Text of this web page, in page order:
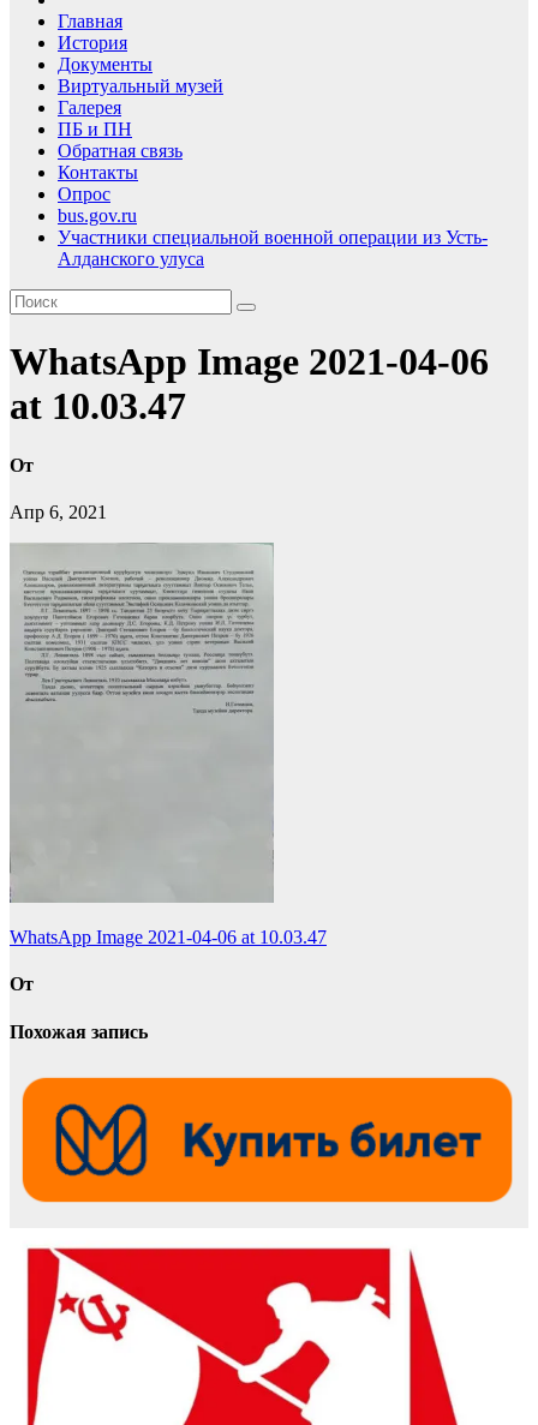
Главная
История
Документы
Виртуальный музей
Галерея
ПБ и ПН
Обратная связь
Контакты
Опрос
bus.gov.ru
Участники специальной военной операции из Усть-
Алданского улуса
WhatsApp Image 2021-04-06
at 10.03.47
От
Апр 6, 2021
Навигация
по
WhatsApp Image 2021-04-06 at 10.03.47
От
Похожая запись